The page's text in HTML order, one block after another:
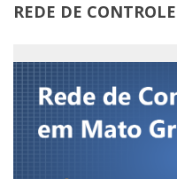
REDE DE CONTROLE